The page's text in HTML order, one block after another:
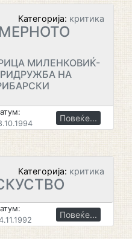
Категорија: критика
МИЛЕНКОВИЌ-
НА
Повеќе...
Категорија: критика
Повеќе...